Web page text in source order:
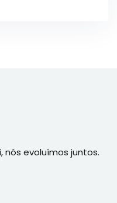
nós evoluímos juntos.